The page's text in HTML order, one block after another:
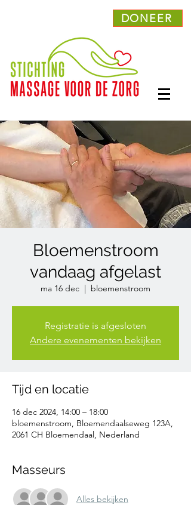
DONEER
Bloemenstroom
vandaag afgelast
ma 16 dec
  |
bloemenstroom
Registratie is afgesloten
Andere evenementen bekijken
Tijd en locatie
16 dec 2024, 14:00 – 18:00
bloemenstroom, Bloemendaalseweg 123A,
2061 CH Bloemendaal, Nederland
Masseurs
Alles bekijken